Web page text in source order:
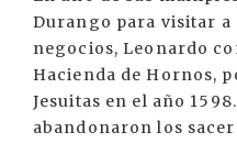
Durango para visitar a
negocios, Leonardo
Hacienda de Hornos,
Jesuitas en el año
abandonaron los